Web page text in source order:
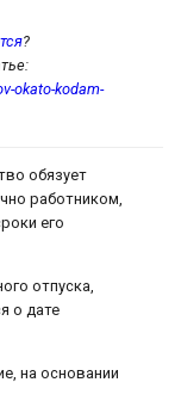
?
okato-kodam-
обязует
работником,
его
отпуска,
о дате
на основании